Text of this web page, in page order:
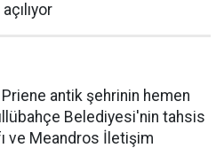
antik şehrinin hemen
Belediyesi'nin tahsis
ve Meandros İletişim